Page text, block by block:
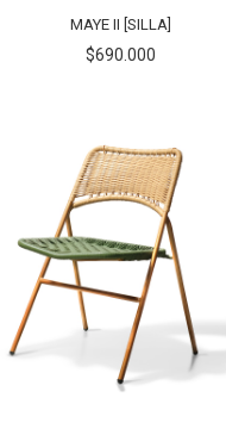
MAYE II [SILLA]
$690.000